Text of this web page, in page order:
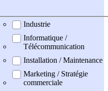
Industrie
Informatique /
Télécommunication
Installation / Maintenance
Marketing / Stratégie
commerciale